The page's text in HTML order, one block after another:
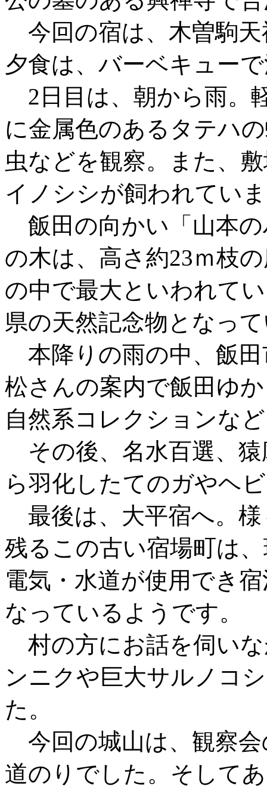
今回の宿は、木曽駒天
夕食は、バーベキュー
2日目は、朝から雨。
に金属色のあるタテハ
虫などを観察。また、
イノシシが飼われてい
飯田の向かい「山本
の木は、高さ約23ｍ枝
の中で最大といわれて
県の天然記念物となっ
本降りの雨の中、飯田
松さんの案内で飯田ゆ
自然系コレクションな
その後、名水百選、猿
ら羽化したてのガやヘ
最後は、大平宿へ。
残るこの古い宿場町は
電気・水道が使用でき
なっているようです。
村の方にお話を伺い
ンニクや巨大サルノコ
た。
今回の城山は、観察
道のりでした。そして